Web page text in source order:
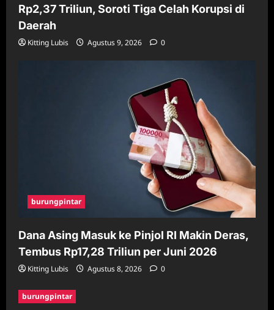
Rp2,37 Triliun, Soroti Tiga Celah Korupsi di
Daerah
Kitting Lubis Agustus 9, 2026 0
burungpintar
Dana Asing Masuk ke Pinjol RI Makin Deras,
Tembus Rp17,28 Triliun per Juni 2026
Kitting Lubis Agustus 8, 2026 0
burungpintar